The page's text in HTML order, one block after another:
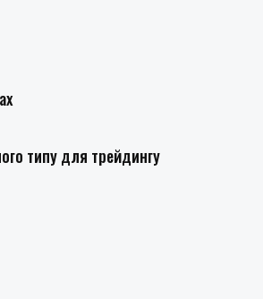
типу для трейдингу